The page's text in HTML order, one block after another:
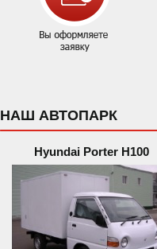
НАШ АВТОПАРК
Hyundai Porter H100